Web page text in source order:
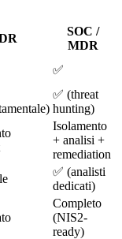
SOC /
MDR
✅
✅ (threat
hunting)
Isolamento
+ analisi +
remediation
✅ (analisti
dedicati)
Completo
(NIS2-
ready)